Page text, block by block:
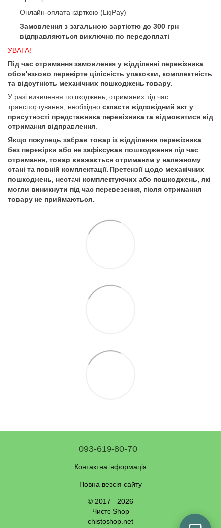
Онлайн-оплата карткою (LiqPay)
Замовлення з загальною вартістю до 300 грн
відправляються виключно по передоплаті
УВАГА!
Під час отримання замовлення у відділенні перевізника
обов'язково перевірте цілісність упаковки, комплектність
та відсутність механічних пошкоджень товару.
У разі виявлення пошкоджень, отриманих під час
транспортування, необхідно скласти відповідний акт у
присутності представника перевізника та відмовитися від
отримання відправлення
Якщо покупець забрав товар із відділення перевізника
без перевірки або не зафіксував пошкодження під час
отримання, товар вважається отриманим у належному
стані та повній комплектації. Претензії щодо механічних
пошкоджень, нестачі комплектуючих або пошкоджень, які
могли виникнути під час перевезення, після отримання
товару не приймаються.
093-619-80-70
Контактна інформація
Повна версія сайту
© 2017—2026
Чисто Shop
chistoshop.net